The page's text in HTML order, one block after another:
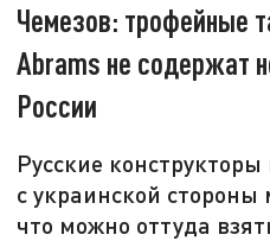
Чемезов: трофейные
Abrams не содержат
России
Русские
с украинской
что можно оттуда